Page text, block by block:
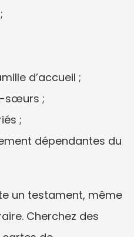
d’accueil ;
sœurs ;
;
dépendantes du
un testament, même
Cherchez des